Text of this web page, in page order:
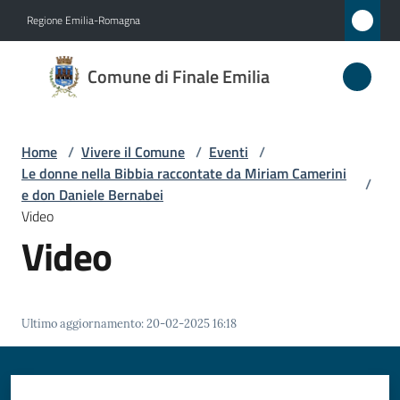
Regione Emilia-Romagna
Comune di Finale Emilia
Comune
di
Emilia
Amministrazione
Novità
Servizi
Home / Vivere il Comune / Eventi /
Le donne nella Bibbia raccontate da Miriam Camerini
e don Daniele Bernabei
/
Video
Video
Ultimo aggiornamento:20-02-2025 16:18